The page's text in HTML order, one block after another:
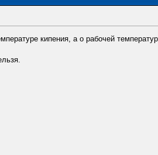
кипения, а о рабочей